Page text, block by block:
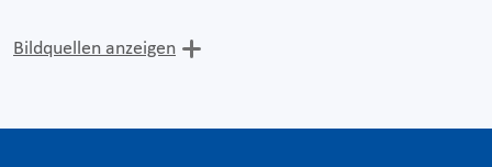
Bildquellen anzeigen